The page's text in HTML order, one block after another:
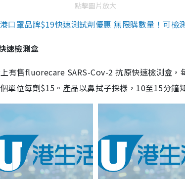
點擊圖片放大
口罩品牌$19快速測試劑優惠 無限購數量！可檢
速檢測盒
有售fluorecare SARS-Cov-2 抗原快速檢測盒，
單位每劑$15。產品以鼻拭子採樣，10至15分鐘